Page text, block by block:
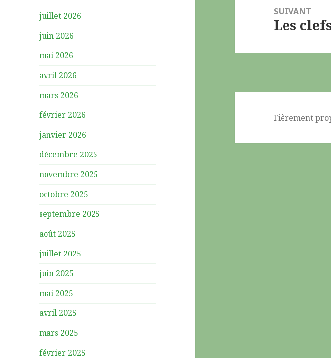
juillet 2026
juin 2026
mai 2026
avril 2026
mars 2026
février 2026
janvier 2026
décembre 2025
novembre 2025
octobre 2025
septembre 2025
août 2025
juillet 2025
juin 2025
mai 2025
avril 2025
mars 2025
février 2025
SUIVANT
Article
Les
Fièrement